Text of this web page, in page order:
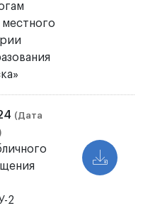
(Дата
2